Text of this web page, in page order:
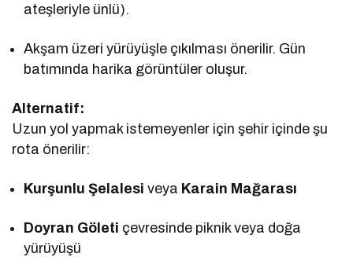
ateşleriyle ünlü).
Akşam üzeri yürüyüşle çıkılması önerilir. Gün
batımında harika görüntüler oluşur.
Alternatif:
Uzun yol yapmak istemeyenler için şehir içinde şu
rota önerilir:
Kurşunlu Şelalesi veya Karain Mağarası
Doyran Göleti çevresinde piknik veya doğa
yürüyüşü